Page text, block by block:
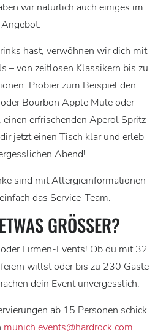
wir natürlich auch einiges im
Angebot.
hast, verwöhnen wir dich mit
– von zeitlosen Klassikern bis zu
Probier zum Beispiel den
Bourbon Apple Mule oder
erfrischenden Aperol Spritz
jetzt einen Tisch klar und erleb
Abend!
sind mit Allergieinformationen
das Service-Team.
GRÖSSER?
Firmen-Events! Ob du mit 32
willst oder bis zu 230 Gäste
dein Event unvergesslich.
ab 15 Personen schick
munich.events@hardrock.com.